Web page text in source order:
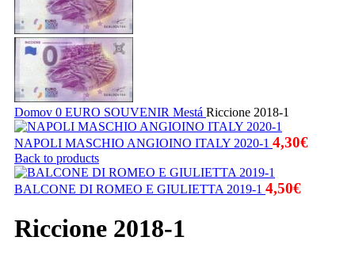
Domov 0 EURO SOUVENIR Mestá Riccione 2018-1
NAPOLI MASCHIO ANGIOINO ITALY 2020-1 4,30€
Back to products
BALCONE DI ROMEO E GIULIETTA 2019-1 4,50€
Riccione 2018-1